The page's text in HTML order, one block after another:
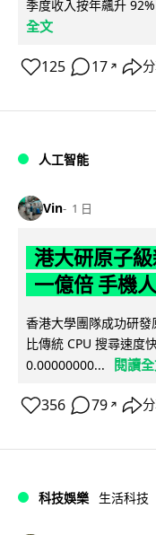
季度收入按年飆升
全文
125 17 ↗
人工智能
Vin 1 日
港大研原子
一億倍 手機
香港大學團隊成功研發
比傳統 CPU 搜尋速度
0.00000000...
閱讀
356 79 ↗
科技娛樂 生活科技